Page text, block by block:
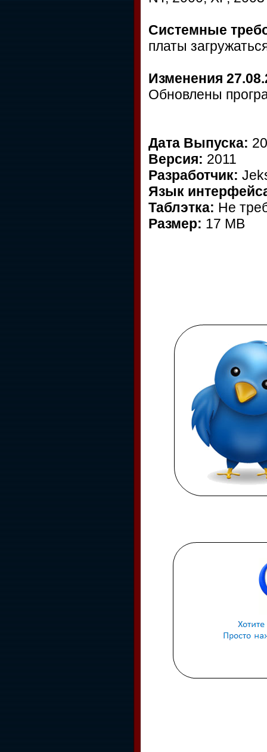
Системные
платы
Изменения
Обновлены
Дата Выпуска:
Версия: 2011
Разработчик:
Язык
Таблэтка: Не
Размер: 17 MB